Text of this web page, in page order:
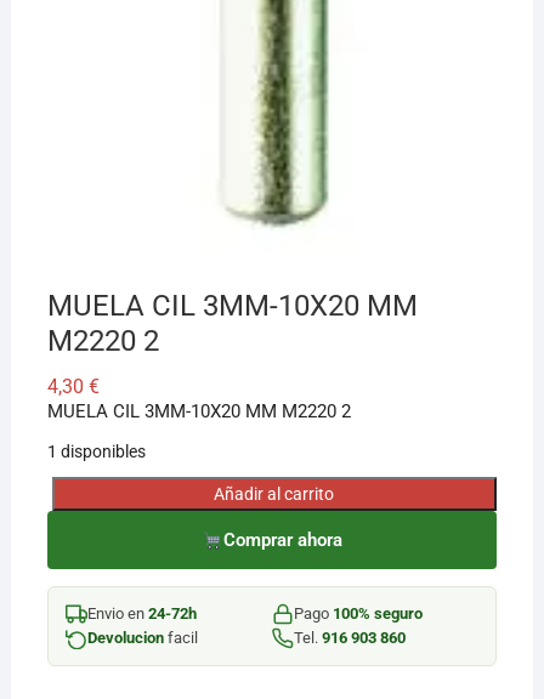
MUELA CIL 3MM-10X20 MM
M2220 2
4,30 €
MUELA CIL 3MM-10X20 MM M2220 2
1 disponibles
MUELA
3MM-
10X20
MM
M2220
Añadir al carrito
Comprar ahora
Envio en 24-72h Pago 100% seguro
Devolucionfacil Tel. 916 903 860